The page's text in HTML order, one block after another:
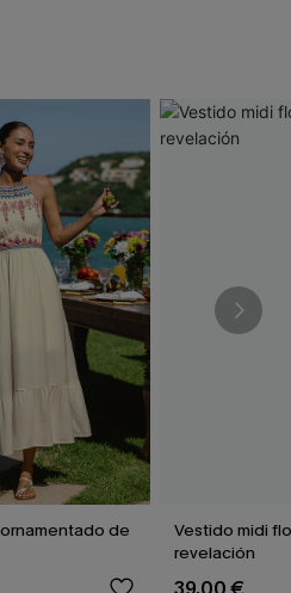
de
Vestido midi
revelación